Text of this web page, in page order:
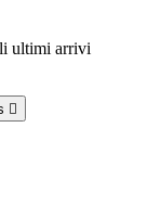
ultimi arrivi
